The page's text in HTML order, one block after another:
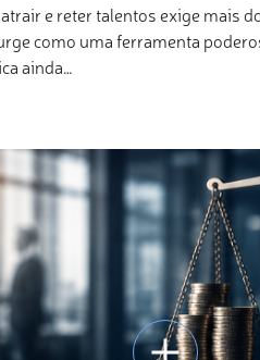
e reter talentos exige mais
como uma ferramenta
ainda…